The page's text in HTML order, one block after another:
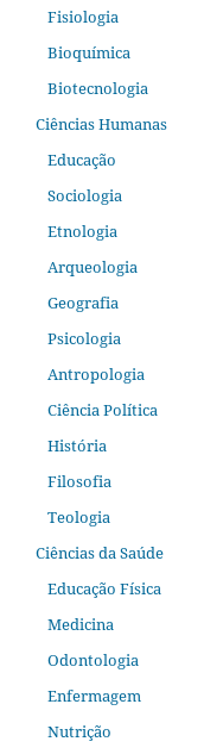
Fisiologia
Bioquímica
Biotecnologia
Ciências Humanas
Educação
Sociologia
Etnologia
Arqueologia
Geografia
Psicologia
Antropologia
Ciência Política
História
Filosofia
Teologia
Ciências da Saúde
Educação Física
Medicina
Odontologia
Enfermagem
Nutrição